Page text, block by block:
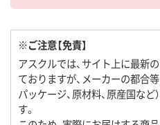
※ご注意【免責】
アスクルでは、サイト上に最新
ておりますが、メーカーの都合等
パッケージ、原材料、原産国な
す。